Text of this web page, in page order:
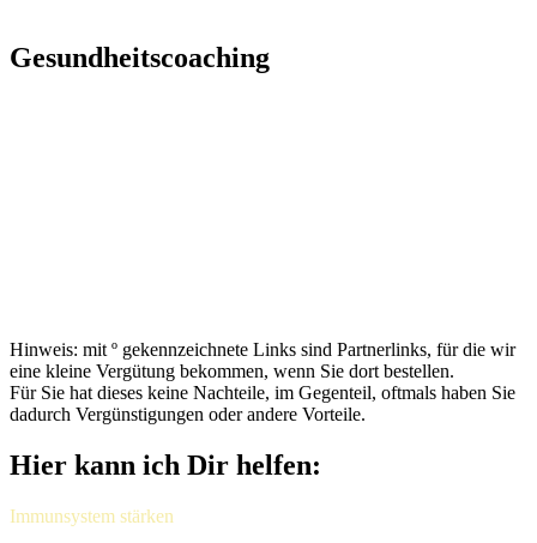
Gesundheitscoaching
Hinweis: mit º gekennzeichnete Links sind Partnerlinks, für die wir
eine kleine Vergütung bekommen, wenn Sie dort bestellen.
Für Sie hat dieses keine Nachteile, im Gegenteil, oftmals haben Sie
dadurch Vergünstigungen oder andere Vorteile.
Hier kann ich Dir helfen:
Immunsystem stärken